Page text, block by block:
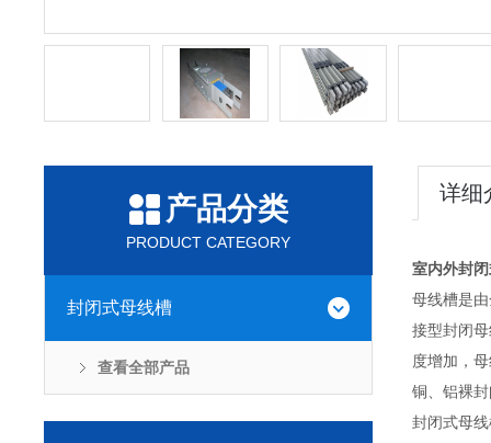
产品分类
PRODUCT CATEGORY
封闭式母线槽
查看全部产品
详细
室内外封
母线槽是
接型封闭
度增加，
铜、铝裸
封闭式母